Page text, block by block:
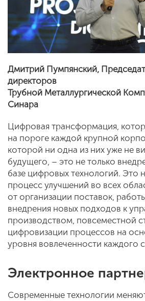
Дмитрий Пумпянский,
директоров
Трубной Металлургической
Синара
Цифровая трансформация,
на пороге каждой крупной
которой ни одна из них уже не
будущего, – это не только
базе цифровых технологий. Это
процесс улучшений во всех
от организации поставок,
внедрения новых подходов к
производством, повсеместной
цифровизации процессов на
уровня вовлеченности каждого
Электронное
Современные технологии